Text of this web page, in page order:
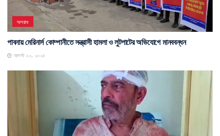
অপরাধ
পাবনায় মেরিনার্স কোম্পানীতে সন্ত্রাসী হামলা ও লুটপাটের অভিযোগে মানববন্ধন
আগস্ট ২০, ২০২৫